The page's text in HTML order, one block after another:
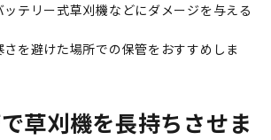
テリー式草刈機などにダメージを与える
を避けた場所での保管をおすすめしま
草刈機を長持ちさせま